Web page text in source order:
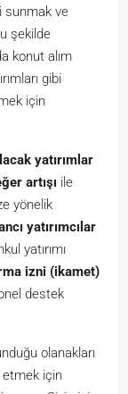
sunmak ve
şekilde
konut alım
gibi
için
yatırımlar
artışı ile
yönelik
yatırımcılar
yatırımı
izni (ikamet)
destek
olanakları
için